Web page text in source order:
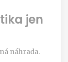
jen
náhrada.